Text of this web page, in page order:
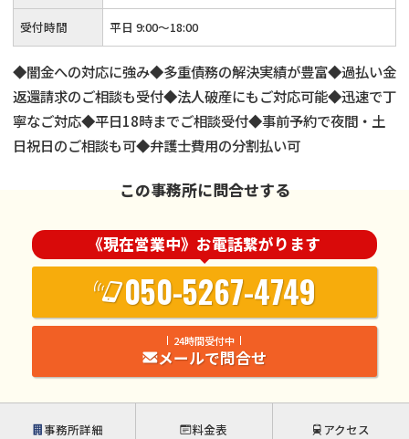
受付時間 平日 9:00〜18:00
◆闇金への対応に強み◆多重債務の解決実績が豊富◆過払い金
返還請求のご相談も受付◆法人破産にもご対応可能◆迅速で丁
寧なご対応◆平日18時までご相談受付◆事前予約で夜間・土
日祝日のご相談も可◆弁護士費用の分割払い可
この事務所に問合せする
《現在営業中》お電話繋がります
050-5267-4749
24時間受付中
メールで問合せ
事務所詳細 料金表 アクセス